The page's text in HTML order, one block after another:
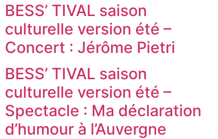
BESS’ TIVAL saison
culturelle version été –
Concert : Jérôme Pietri
BESS’ TIVAL saison
culturelle version été –
Spectacle : Ma déclaration
d’humour à l’Auvergne